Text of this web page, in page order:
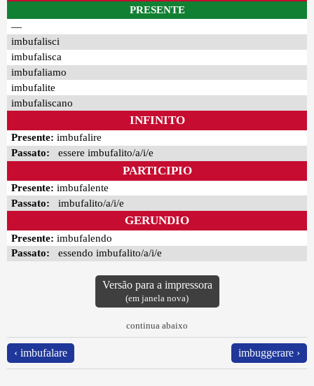
PRESENTE
—
imbufalisci
imbufalisca
imbufaliamo
imbufalite
imbufaliscano
INFINITO
Presente: imbufalire
Passato: essere imbufalito/a/i/e
PARTICIPIO
Presente: imbufalente
Passato: imbufalito/a/i/e
GERUNDIO
Presente: imbufalendo
Passato: essendo imbufalito/a/i/e
Versão para a impressora
(em janela nova)
continua abaixo
‹ imbufalare imbuggerare ›